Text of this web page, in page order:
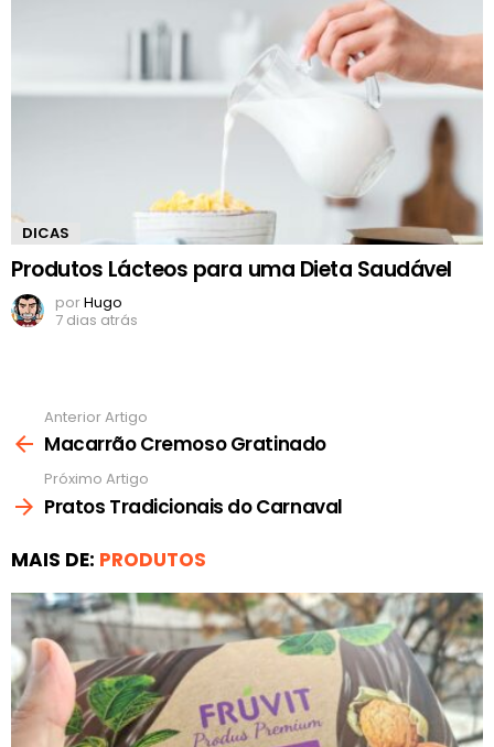
DICAS
Produtos Lácteos para uma Dieta Saudável
porHugo
7 dias atrás
mais
Anterior Artigo
Macarrão Cremoso Gratinado
Próximo Artigo
Pratos Tradicionais do Carnaval
MAIS DE: PRODUTOS